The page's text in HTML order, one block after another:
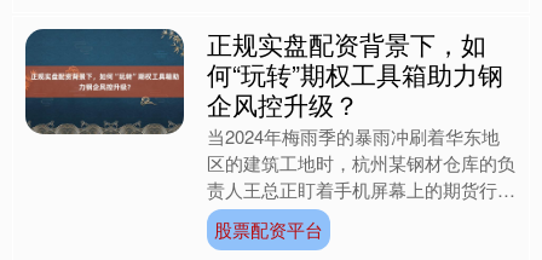
正规实盘配资背景下，如
何“玩转”期权工具箱助力钢
企风控升级？
当2024年梅雨季的暴雨冲刷着华东地
区的建筑工地时，杭州某钢材仓库的负
责人王总正盯着手机屏幕上的期货行
情。仓库里积压的10000吨热卷库存，
随着雨季延长不断吞噬....
股票配资平台